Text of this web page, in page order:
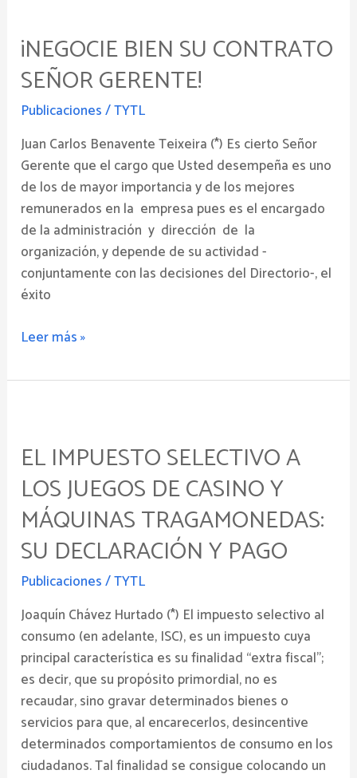
¡NEGOCIE BIEN SU CONTRATO
SEÑOR GERENTE!
Publicaciones/TYTL
Juan Carlos Benavente Teixeira (*) Es cierto Señor
Gerente que el cargo que Usted desempeña es uno
de los de mayor importancia y de los mejores
remunerados en la empresa pues es el encargado
de la administración y dirección de la
organización, y depende de su actividad -
conjuntamente con las decisiones del Directorio-, el
éxito
SU
CONTRATO
SEÑOR
GERENTE!
Leer más »
EL IMPUESTO SELECTIVO A
LOS JUEGOS DE CASINO Y
MÁQUINAS TRAGAMONEDAS:
SU DECLARACIÓN Y PAGO
Publicaciones/TYTL
Joaquín Chávez Hurtado (*) El impuesto selectivo al
consumo (en adelante, ISC), es un impuesto cuya
principal característica es su finalidad “extra fiscal”;
es decir, que su propósito primordial, no es
recaudar, sino gravar determinados bienes o
servicios para que, al encarecerlos, desincentive
determinados comportamientos de consumo en los
ciudadanos. Tal finalidad se consigue colocando un
SELECTIVO
A
LOS
JUEGOS
DE
CASINO
Y
MÁQUINAS
TRAGAMONEDAS:
su
declaración
y
pago